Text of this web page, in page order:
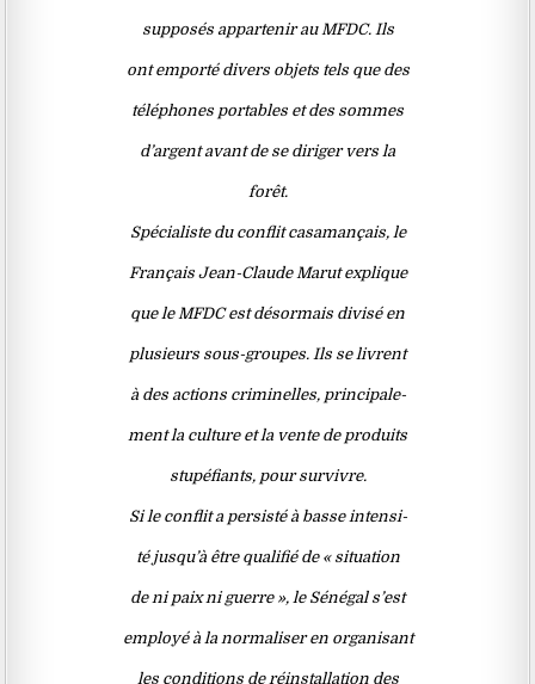
supposés appartenir au MFDC. Ils
ont emporté divers objets tels que des
téléphones portables et des sommes
d’argent avant de se diriger vers la
forêt.
Spécialiste du conflit casamançais, le
Français Jean-Claude Marut explique
que le MFDC est désormais divisé en
plusieurs sous-groupes. Ils se livrent
à des actions criminelles, principale-
ment la culture et la vente de produits
stupéfiants, pour survivre.
Si le conflit a persisté à basse intensi-
té jusqu’à être qualifié de « situation
de ni paix ni guerre », le Sénégal s’est
employé à la normaliser en organisant
les conditions de réinstallation des